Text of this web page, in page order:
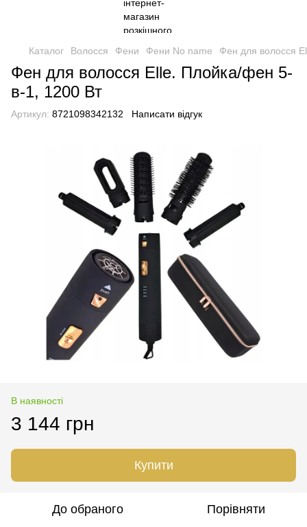
Каталог Волосся Фени Фени No name Фен для волосся
Фен для волосся Elle. Плойка/фен 5-
в-1, 1200 Вт
Артикул: 8721098342132 Написати відгук
В наявності
3 144 грн
Купити
До обраного Порівняти